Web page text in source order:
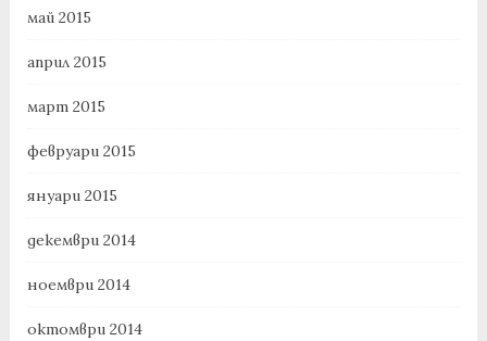
май 2015
април 2015
март 2015
февруари 2015
януари 2015
декември 2014
ноември 2014
октомври 2014